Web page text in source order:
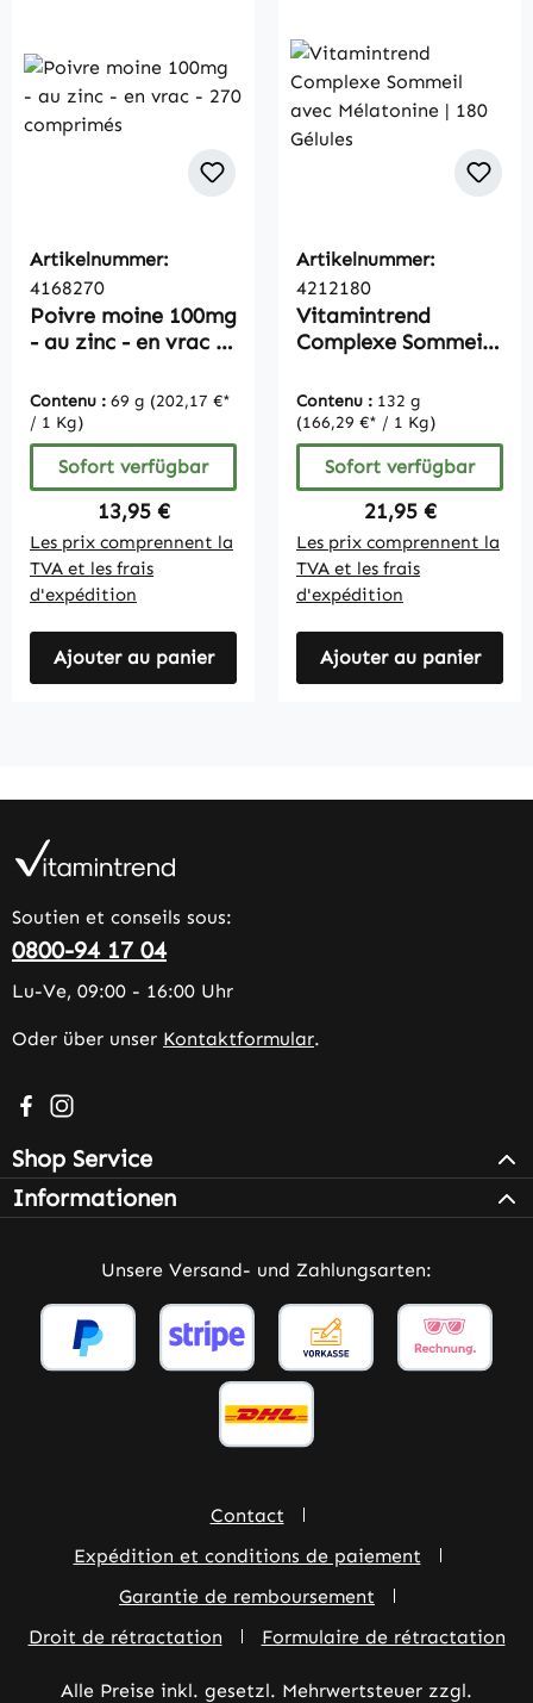
Artikelnummer:
4168270
Poivre moine 100mg
- au zinc - en vrac -
Contenu : 69 g (202,17 €*
/ 1 Kg)
Sofort verfügbar
Regulärer Preis:
13,95 €
Les prix comprennent la
TVA et les frais
d'expédition
Ajouter au panier
Artikelnummer:
4212180
Vitamintrend
Complexe Sommeil
180 Gélules
Contenu : 132 g
(166,29 €* / 1 Kg)
Sofort verfügbar
Regulärer Preis:
21,95 €
Les prix comprennent la
TVA et les frais
d'expédition
Ajouter au panier
Soutien et conseils sous:
0800-94 17 04
Lu-Ve, 09:00 - 16:00 Uhr
Oder über unser Kontaktformular.
Besuche uns auf Facebook – öffnet in neuem Tab
Schau auf Instagram vorbei – öffnet in neuem Tab
Shop Service
Informationen
Unsere Versand- und Zahlungsarten:
Contact
Expédition et conditions de paiement
Garantie de remboursement
Droit de rétractation
Formulaire de rétractation
Alle Preise inkl. gesetzl. Mehrwertsteuer zzgl.